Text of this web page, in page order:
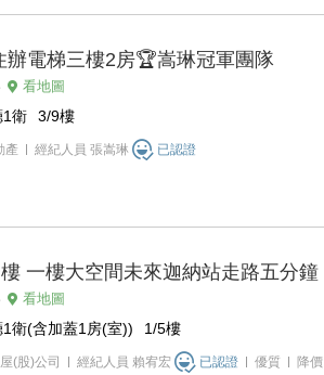
辦電梯三樓2房🏆嵩琳冠軍團隊
看地圖
1衛 3/9樓
產 經紀人員 張嵩琳 已認證
一樓大空間未來迦納站走路五分鐘
看地圖
衛(含加蓋1房(室)) 1/5樓
(股)公司 經紀人員 賴宥宏 已認證 優質 降價